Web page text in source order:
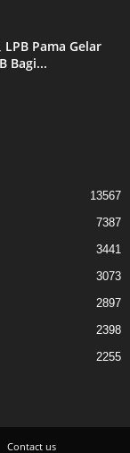
Pama Gelar
Bagi...
13567
7387
3441
3073
2897
2398
2255
Contact us